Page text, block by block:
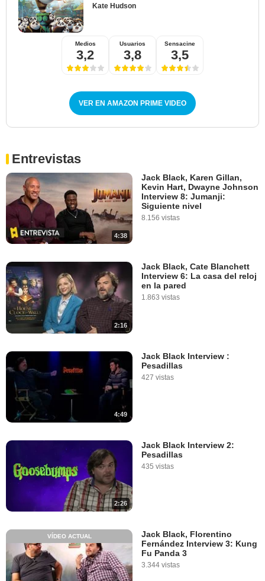
Kate Hudson
Medios
3,2
Usuarios
3,8
Sensacine
3,5
VER EN AMAZON PRIME VIDEO
Entrevistas
4:38
Jack Black, Karen Gillan,
Kevin Hart, Dwayne Johnson
Interview 8: Jumanji:
Siguiente nivel
8.156 vistas
2:16
Jack Black, Cate Blanchett
Interview 6: La casa del reloj
en la pared
1.863 vistas
4:49
Jack Black Interview :
Pesadillas
427 vistas
2:26
Jack Black Interview 2:
Pesadillas
435 vistas
VÍDEO ACTUAL
Jack Black, Florentino
Fernández Interview 3: Kung
Fu Panda 3
3.344 vistas